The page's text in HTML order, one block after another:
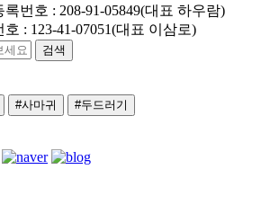
록번호 : 208-91-05849(대표 하우람)
: 123-41-07051(대표 이삼로)
#사마귀 #두드러기